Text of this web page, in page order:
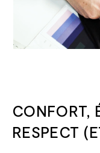
CONFORT,
RESPECT